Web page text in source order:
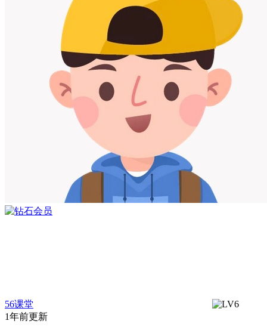
56课堂
1年前更新